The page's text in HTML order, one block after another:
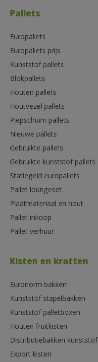
Pallets
Europallets
Europallets prijs
Kunststof pallets
Blokpallets
Houten pallets
Houtvezel pallets
Piepschuim pallets
Nieuwe pallets
Gebruikte pallets
Gebruikte kunststof pallets
Statiegeld europallets
Pallet loungeset
Plaatmateriaal en hout
Pallet inkoop
Pallet verhuur
Kisten en kratten
Euronorm bakken
Kunststof stapelbakken
Kunststof palletboxen
Houten fruitkisten
Distributiebakken kunststof
Export kisten